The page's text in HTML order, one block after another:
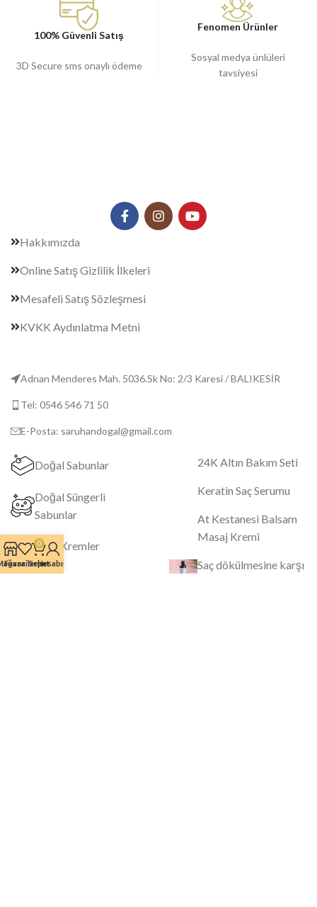
100% Güvenli Satış
3D Secure sms onaylı ödeme
Fenomen Ürünler
Sosyal medya ünlüleri
tavsiyesi
Hakkımızda
Online Satış Gizlilik İlkeleri
Mesafeli Satış Sözleşmesi
KVKK Aydınlatma Metni
Adnan Menderes Mah. 5036.Sk No: 2/3 Karesi / BALIKESİR
Tel: 0546 546 71 50
E-Posta: saruhandogal@gmail.com
Doğal Sabunlar
Doğal Süngerli
Sabunlar
Özel Kremler
24K Altın Bakım Seti
Keratin Saç Serumu
At Kestanesi Balsam
Masaj Kremi
Saç dökülmesine karşı
Favorilerim
0
Sepet
Hesabım